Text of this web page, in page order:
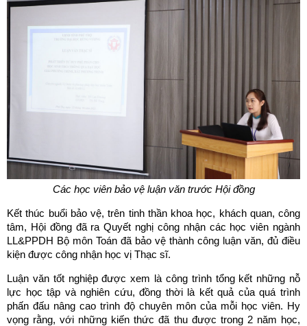
Các học viên bảo vệ luận văn trước Hội đồng
Kết thúc buổi bảo vệ, trên tinh thần khoa học, khách quan, công
tâm, Hội đồng đã ra Quyết nghị công nhận các học viên ngành
LL&PPDH Bộ môn Toán đã bảo vệ thành công luận văn, đủ điều
kiện được công nhận học vị Thạc sĩ.
Luận văn tốt nghiệp được xem là công trình tổng kết những nỗ
lực học tập và nghiên cứu, đồng thời là kết quả của quá trình
phấn đấu nâng cao trình độ chuyên môn của mỗi học viên. Hy
vọng rằng, với những kiến thức đã thu được trong 2 năm học,